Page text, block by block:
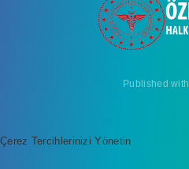
Published with
Çerez Tercihlerinizi Yönetin